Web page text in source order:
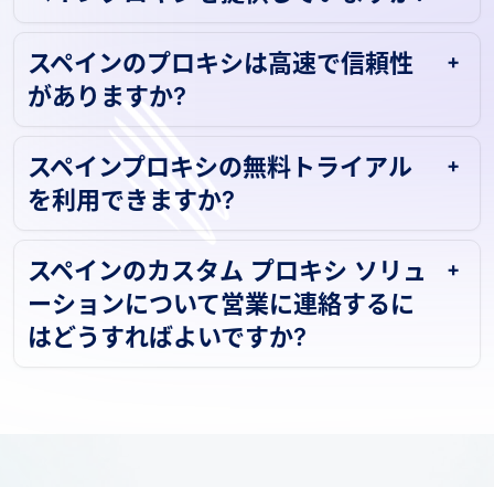
スペインのプロキシは高速で信頼性
がありますか?
スペインプロキシの無料トライアル
を利用できますか?
スペインのカスタム プロキシ ソリュ
ーションについて営業に連絡するに